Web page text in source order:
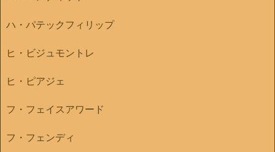
ハ・パテックフィリップ
ヒ・ビジュモントレ
ヒ・ピアジェ
フ・フェイスアワード
フ・フェンディ